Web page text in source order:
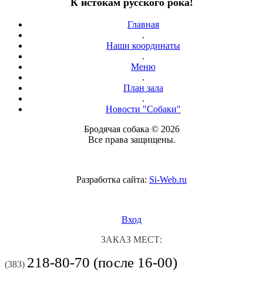
Главная
.
Наши координаты
.
Меню
.
План зала
.
Новости "Собаки"
Бродячая собака © 2026
Все права защищены.
Разработка сайта: Si-Web.ru
Вход
ЗАКАЗ МЕСТ:
(383) 218-80-70 (после 16-00)